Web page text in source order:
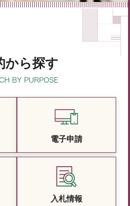
から探す
電子申請
入札情報